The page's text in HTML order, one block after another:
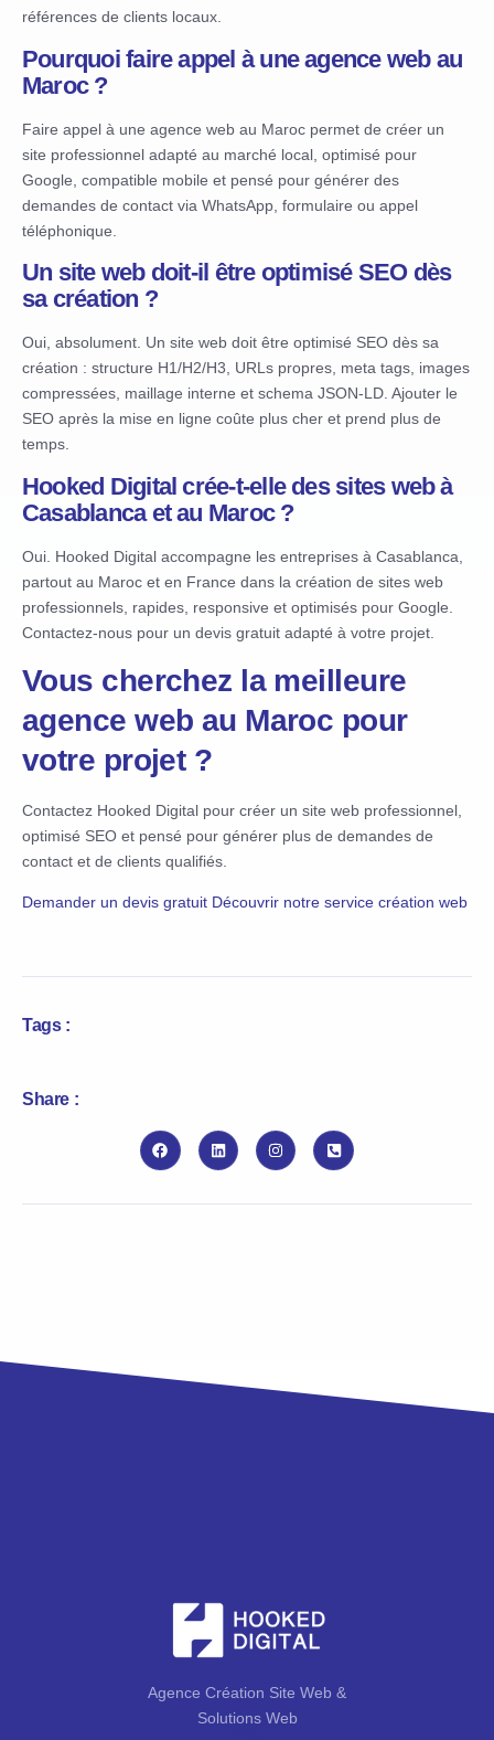
références de clients locaux.
Pourquoi faire appel à une agence web au
Maroc ?
Faire appel à une agence web au Maroc permet de créer un
site professionnel adapté au marché local, optimisé pour
Google, compatible mobile et pensé pour générer des
demandes de contact via WhatsApp, formulaire ou appel
téléphonique.
Un site web doit-il être optimisé SEO dès
sa création ?
Oui, absolument. Un site web doit être optimisé SEO dès sa
création : structure H1/H2/H3, URLs propres, meta tags, images
compressées, maillage interne et schema JSON-LD. Ajouter le
SEO après la mise en ligne coûte plus cher et prend plus de
temps.
Hooked Digital crée-t-elle des sites web à
Casablanca et au Maroc ?
Oui. Hooked Digital accompagne les entreprises à Casablanca,
partout au Maroc et en France dans la création de sites web
professionnels, rapides, responsive et optimisés pour Google.
Contactez-nous pour un devis gratuit adapté à votre projet.
Vous cherchez la meilleure
agence web au Maroc pour
votre projet ?
Contactez Hooked Digital pour créer un site web professionnel,
optimisé SEO et pensé pour générer plus de demandes de
contact et de clients qualifiés.
Demander un devis gratuit Découvrir notre service création web
Tags :
Share :
Agence Création Site Web &
Solutions Web